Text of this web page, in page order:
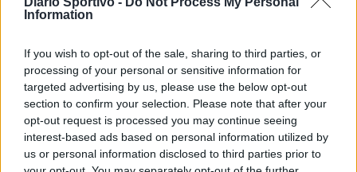
Information
If you wish to opt-out of the sale, sharing to third parties, or
processing of your personal or sensitive information for
targeted advertising by us, please use the below opt-out
section to confirm your selection. Please note that after your
opt-out request is processed you may continue seeing
interest-based ads based on personal information utilized by
us or personal information disclosed to third parties prior to